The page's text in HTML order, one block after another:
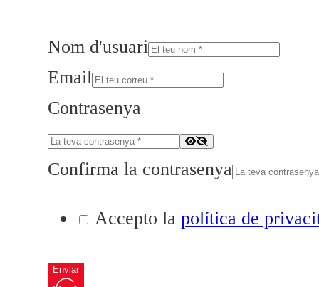
Nom d'usuari
Email
Contrasenya
Confirma la contrasenya
Accepto la política de
Enviar